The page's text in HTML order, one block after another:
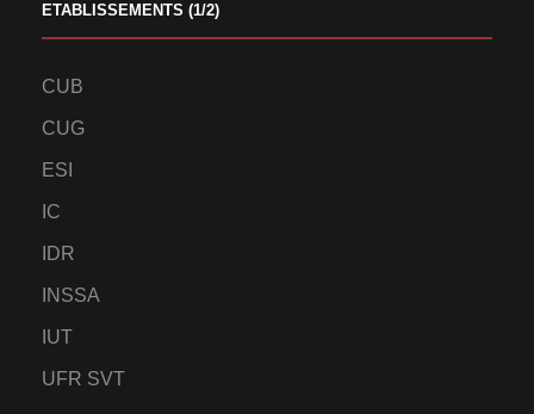
ETABLISSEMENTS (1/2)
CUB
CUG
ESI
IC
IDR
INSSA
IUT
UFR SVT